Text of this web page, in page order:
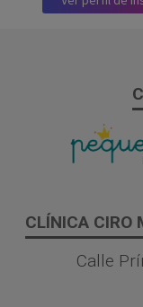
CLÍNICA CIRO
Calle